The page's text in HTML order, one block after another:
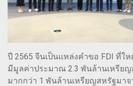
ปี 2565 จีนเป็นแหล่งคำขอ FDI ที่ใ
มีมูลค่าประมาณ 2.3 พันล้านเหรีย
มากกว่า 1 พันล้านเหรียญสหรัฐมาจ